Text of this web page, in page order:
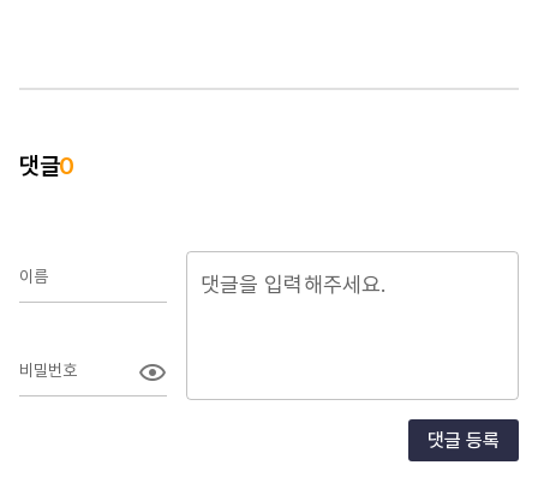
댓글0
이름
비밀번호
댓글 등록